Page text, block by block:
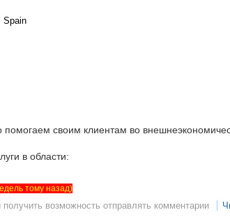
Spain
своим клиентам во
в области:
тому назад)
получить возможность отправлять комментарии